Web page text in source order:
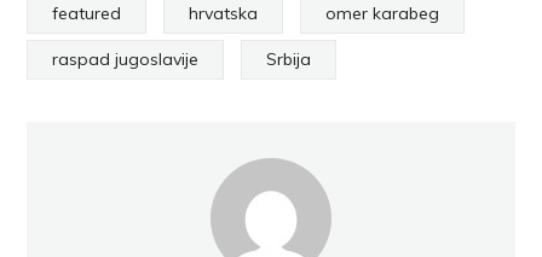
featured hrvatska omer karabeg
raspad jugoslavije Srbija